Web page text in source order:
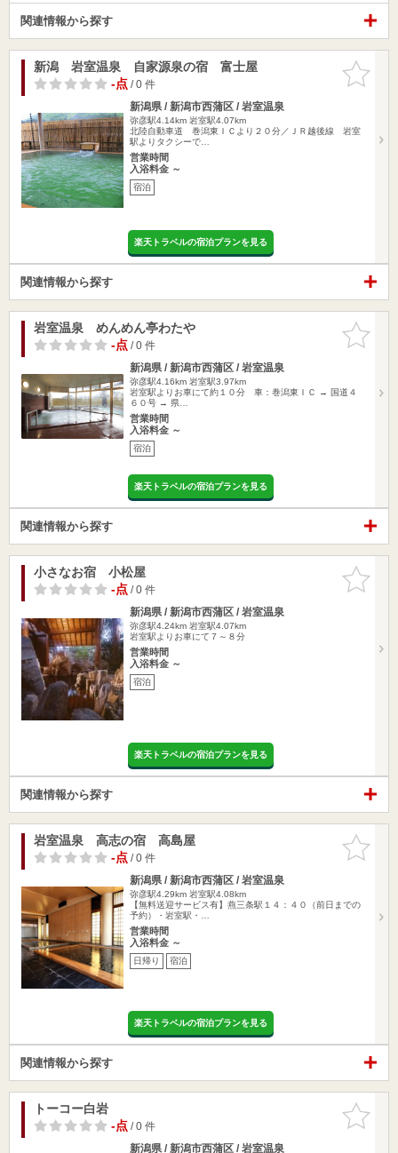
関連情報から探す
お気に入
りに追加
新潟 岩室温泉 自家源泉の宿 富士屋
-点/ 0 件
新潟県 / 新潟市西蒲区 / 岩室温泉
弥彦駅4.14km 岩室駅4.07km
北陸自動車道 巻潟東ＩＣより２０分／ＪＲ越後線 岩室
駅よりタクシーで…
営業時間
入浴料金 ～
宿泊
楽天トラベルの宿泊プランを見る
関連情報から探す
お気に入
りに追加
岩室温泉 めんめん亭わたや
-点/ 0 件
新潟県 / 新潟市西蒲区 / 岩室温泉
弥彦駅4.16km 岩室駅3.97km
岩室駅よりお車にて約１０分 車：巻潟東ＩＣ → 国道４
６０号 → 県…
営業時間
入浴料金 ～
宿泊
楽天トラベルの宿泊プランを見る
関連情報から探す
お気に入
りに追加
小さなお宿 小松屋
-点/ 0 件
新潟県 / 新潟市西蒲区 / 岩室温泉
弥彦駅4.24km 岩室駅4.07km
岩室駅よりお車にて７～８分
営業時間
入浴料金 ～
宿泊
楽天トラベルの宿泊プランを見る
関連情報から探す
お気に入
りに追加
岩室温泉 高志の宿 高島屋
-点/ 0 件
新潟県 / 新潟市西蒲区 / 岩室温泉
弥彦駅4.29km 岩室駅4.08km
【無料送迎サービス有】燕三条駅１４：４０（前日までの
予約）・岩室駅・…
営業時間
入浴料金 ～
日帰り 宿泊
楽天トラベルの宿泊プランを見る
関連情報から探す
お気に入
りに追加
トーコー白岩
-点/ 0 件
新潟県 / 新潟市西蒲区 / 岩室温泉